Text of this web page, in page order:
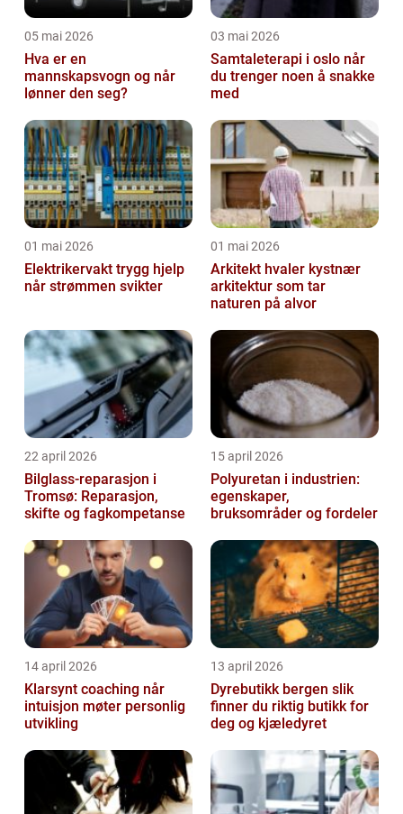
05 mai 2026
Hva er en
mannskapsvogn og når
lønner den seg?
03 mai 2026
Samtaleterapi i oslo når
du trenger noen å snakke
med
01 mai 2026
Elektrikervakt trygg hjelp
når strømmen svikter
01 mai 2026
Arkitekt hvaler kystnær
arkitektur som tar
naturen på alvor
22 april 2026
Bilglass-reparasjon i
Tromsø: Reparasjon,
skifte og fagkompetanse
15 april 2026
Polyuretan i industrien:
egenskaper,
bruksområder og fordeler
14 april 2026
Klarsynt coaching når
intuisjon møter personlig
utvikling
13 april 2026
Dyrebutikk bergen slik
finner du riktig butikk for
deg og kjæledyret